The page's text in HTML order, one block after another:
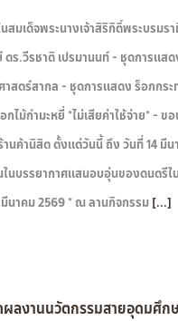
มเด็จพระนางเจ้าสิริกิติ์พระบรม
ร.วีรชาติ เปรมานนท์ - ชุดการแส
สตร์สากล - ชุดการแสดง ร็อกกระ
ไม้กำมะหยี่ *ไม่เสียค่าใช้จ่าย* -
ค้านิสิต ตั้งแต่วันนี้ ถึง วันที่ 14 มีน
นบรรยากาศแสนอบอุ่นของดนตรีใ
คม 2569 * ณ ลานกิจกรรม[...]
ลงานนวัตกรรมสายอุดมศึก